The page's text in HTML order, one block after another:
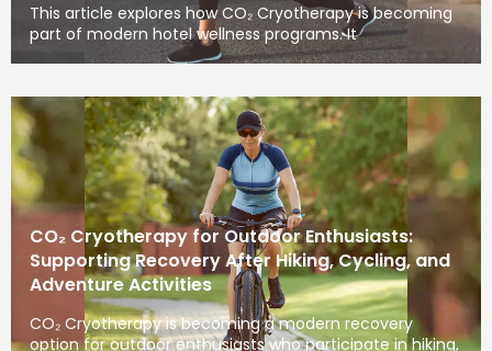
This article explores how CO₂ Cryotherapy is becoming
part of modern hotel wellness programs. It
CO₂ Cryotherapy for Outdoor Enthusiasts:
Supporting Recovery After Hiking, Cycling, and
Adventure Activities
CO₂ Cryotherapy is becoming a modern recovery
option for outdoor enthusiasts who participate in hiking,